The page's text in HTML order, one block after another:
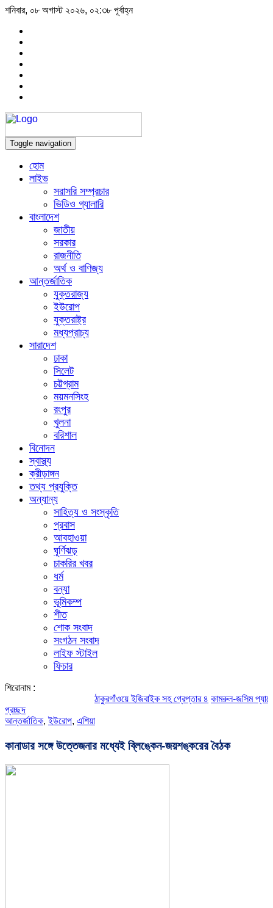
শনিবার, ০৮ অগাস্ট ২০২৬, ০২:৩৮ পূর্বাহ্ন
Toggle navigation
হোম
লাইভ
সরাসরি সম্প্রচার
ভিডিও গ্যালারি
বাংলাদেশ
জাতীয়
সরকার
রাজনীতি
অর্থ ও বাণিজ্য
আন্তর্জাতিক
যুক্তরাজ্য
ইউরোপ
যুক্তরাষ্ট্র
মধ্যপ্রাচ্য
সারাদেশ
ঢাকা
সিলেট
চট্টগ্রাম
ময়মনসিংহ
রংপুর
খুলনা
বরিশাল
বিনোদন
স্বাস্থ্য
ক্রীড়াঙ্গন
তথ্য প্রযুক্তি
অন্যান্য
সাহিত্য ও সংস্কৃতি
প্রবাস
আবহাওয়া
ঘূর্ণিঝড়
চাকরির খবর
ধর্ম
বন্যা
ভূমিকম্প
শীত
শোক সংবাদ
সংগঠন সংবাদ
লাইফ স্টাইল
ফিচার
শিরোনাম :
ঠাকুরগাঁওয়ে ইজিবাইক সহ গ্রেপ্তার ৪ কামরুল-জসিম প্যানেলের
প্রচ্ছদ
আন্তর্জাতিক,ইউরোপ, এশিয়া
কানাডার সঙ্গে উত্তেজনার মধ্যেই ব্লিঙ্কেন-জয়শঙ্করের বৈঠক